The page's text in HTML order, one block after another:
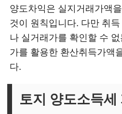
양도차익은 실지거래가액
것이 원칙입니다. 다만 취
나 실거래가를 확인할 수
가를 활용한 환산취득가액
다.
토지 양도소득세